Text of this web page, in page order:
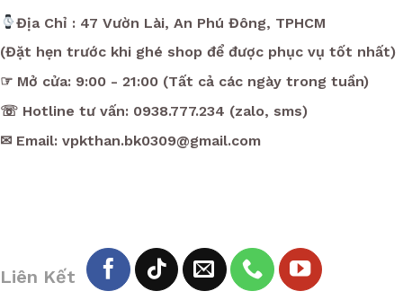
Địa Chỉ : 47 Vườn Lài, An Phú Đông, TPHCM
(Đặt hẹn trước khi ghé shop để được phục vụ tốt nhất)
☞ Mở cửa: 9:00 - 21:00 (Tất cả các ngày trong tuần)
☏ Hotline tư vấn: 0938.777.234 (zalo, sms)
✉ Email: vpkthan.bk0309@gmail.com
Liên Kết